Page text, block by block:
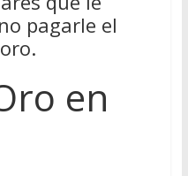
pagarle el
en